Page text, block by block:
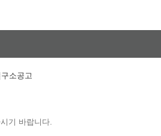
소공고
기 바랍니다.